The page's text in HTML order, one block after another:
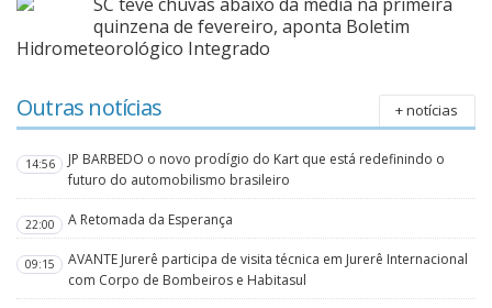
quinzena de fevereiro, aponta Boletim
Hidrometeorológico Integrado
Outras notícias + notícias
14:56
JP BARBEDO o novo prodígio do Kart que está redefinindo o
futuro do automobilismo brasileiro
22:00 A Retomada da Esperança
09:15
AVANTE Jurerê participa de visita técnica em Jurerê Internacional
com Corpo de Bombeiros e Habitasul